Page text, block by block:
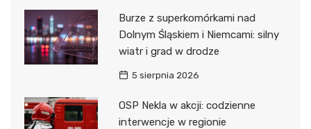
Burze z superkomórkami nad
Dolnym Śląskiem i Niemcami: silny
wiatr i grad w drodze
5 sierpnia 2026
OSP Nekla w akcji: codzienne
interwencje w regionie